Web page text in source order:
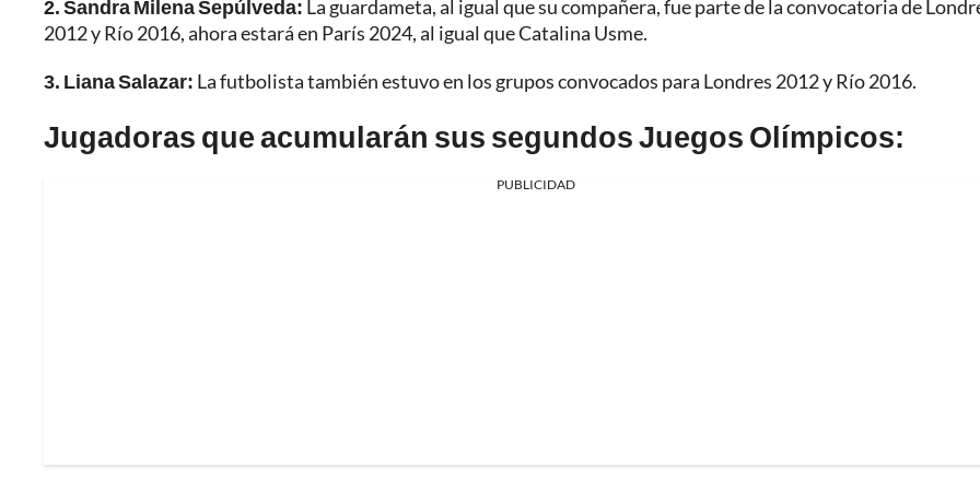
2. Sandra Milena Sepúlveda: La guardameta, al igual que su compañera, fue parte de la convocatoria de
2012 y Río 2016, ahora estará en París 2024, al igual que Catalina Usme.
3. Liana Salazar: La futbolista también estuvo en los grupos convocados para Londres 2012 y Río 2016.
Jugadoras que acumularán sus segundos Juegos Olímpicos:
PUBLICIDAD